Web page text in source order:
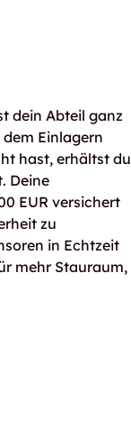
dein Abteil ganz
Einlagern
hast, erhältst du
Deine
EUR versichert
zu
in Echtzeit
mehr Stauraum,